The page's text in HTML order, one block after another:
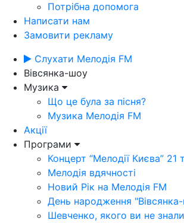
Потрібна допомога
Написати нам
Замовити рекламу
Слухати Мелодія FM
Вівсянка-шоу
Музика
Що це була за пісня?
Музика Мелодія FM
Акції
Програми
Концерт “Мелодії Києва” 21
Мелодія вдячності
Новий Рік на Мелодія FM
День народження
Шевченко, якого ви не знали